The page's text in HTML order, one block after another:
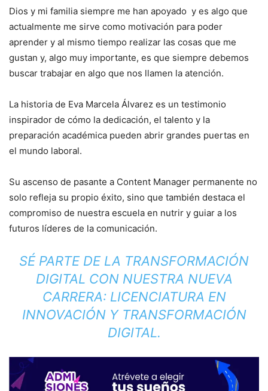
Dios y mi familia siempre me han apoyado y es algo que
actualmente me sirve como motivación para poder
aprender y al mismo tiempo realizar las cosas que me
gustan y, algo muy importante, es que siempre debemos
buscar trabajar en algo que nos llamen la atención.
La historia de Eva Marcela Álvarez es un testimonio
inspirador de cómo la dedicación, el talento y la
preparación académica pueden abrir grandes puertas en
el mundo laboral.
Su ascenso de pasante a Content Manager permanente no
solo refleja su propio éxito, sino que también destaca el
compromiso de nuestra escuela en nutrir y guiar a los
futuros líderes de la comunicación.
SÉ PARTE DE LA TRANSFORMACIÓN
DIGITAL CON NUESTRA NUEVA
CARRERA: LICENCIATURA EN
INNOVACIÓN Y TRANSFORMACIÓN
DIGITAL.